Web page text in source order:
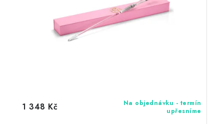
Na objednávku - termín
upřesníme
1 348 Kč